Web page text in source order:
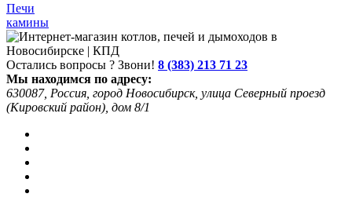
Печи
камины
Остались вопросы ? Звони! 8 (383) 213 71 23
Мы находимся по адресу:
630087, Россия, город Новосибирск, улица Северный проезд
(Кировский район), дом 8/1